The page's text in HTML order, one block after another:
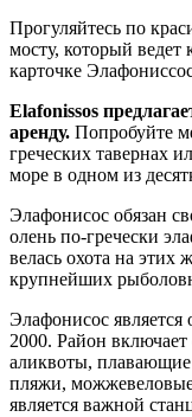
Прогуляйтесь по
мосту, который
карточке
Elafonissos
аренду. Попробуйте
греческих тавернах
море в одном из
Элафонисос обязан
олень по-гречески
велась охота на
крупнейших
Элафонисос является
2000. Район
аликвоты,
пляжи,
является важной